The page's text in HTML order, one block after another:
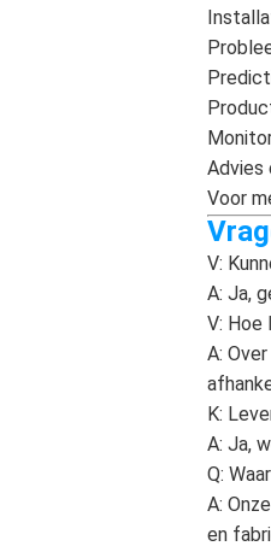
Advies
Voor
V:
A: Ja,
V: Hoe
A:
K:
A: Ja,
Q:
A:
en